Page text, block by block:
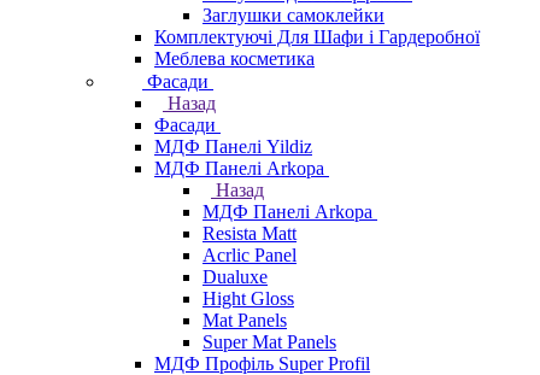
Заглушки самоклейки
Комплектуючі Для Шафи і Гардеробної
Меблева косметика
Фасади
Назад
Фасади
МДФ Панелі Yildiz
МДФ Панелі Arkopa
Назад
МДФ Панелі Arkopa
Resista Matt
Acrlic Panel
Dualuxe
Hight Gloss
Mat Panels
Super Mat Panels
МДФ Профіль Super Profil